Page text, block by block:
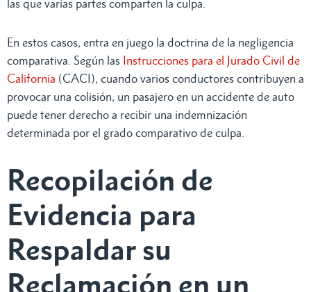
las que varias partes comparten la culpa.
En estos casos, entra en juego la doctrina de la negligencia
comparativa. Según las Instrucciones para el Jurado Civil de
California (CACI), cuando varios conductores contribuyen a
provocar una colisión, un pasajero en un accidente de auto
puede tener derecho a recibir una indemnización
determinada por el grado comparativo de culpa.
Recopilación de
Evidencia para
Respaldar su
Reclamación en un